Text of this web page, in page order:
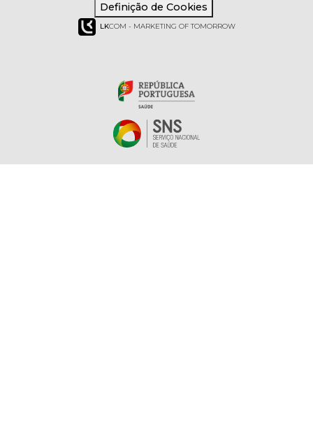
Definição de Cookies
LKCOM - MARKETING OF TOMORROW